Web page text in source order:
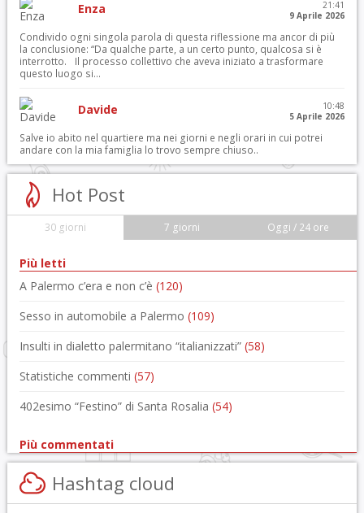
Enza
21:41
9 Aprile 2026
Condivido ogni singola parola di questa riflessione ma ancor di più
la conclusione: “Da qualche parte, a un certo punto, qualcosa si è
interrotto. Il processo collettivo che aveva iniziato a trasformare
questo luogo si...
Davide
10:48
5 Aprile 2026
Salve io abito nel quartiere ma nei giorni e negli orari in cui potrei
andare con la mia famiglia lo trovo sempre chiuso..
Hot Post
30 giorni 7 giorni Oggi / 24 ore
Più letti
A Palermo c’era e non c’è (120)
Sesso in automobile a Palermo (109)
Insulti in dialetto palermitano “italianizzati” (58)
Statistiche commenti (57)
402esimo “Festino” di Santa Rosalia (54)
Più commentati
Hashtag cloud